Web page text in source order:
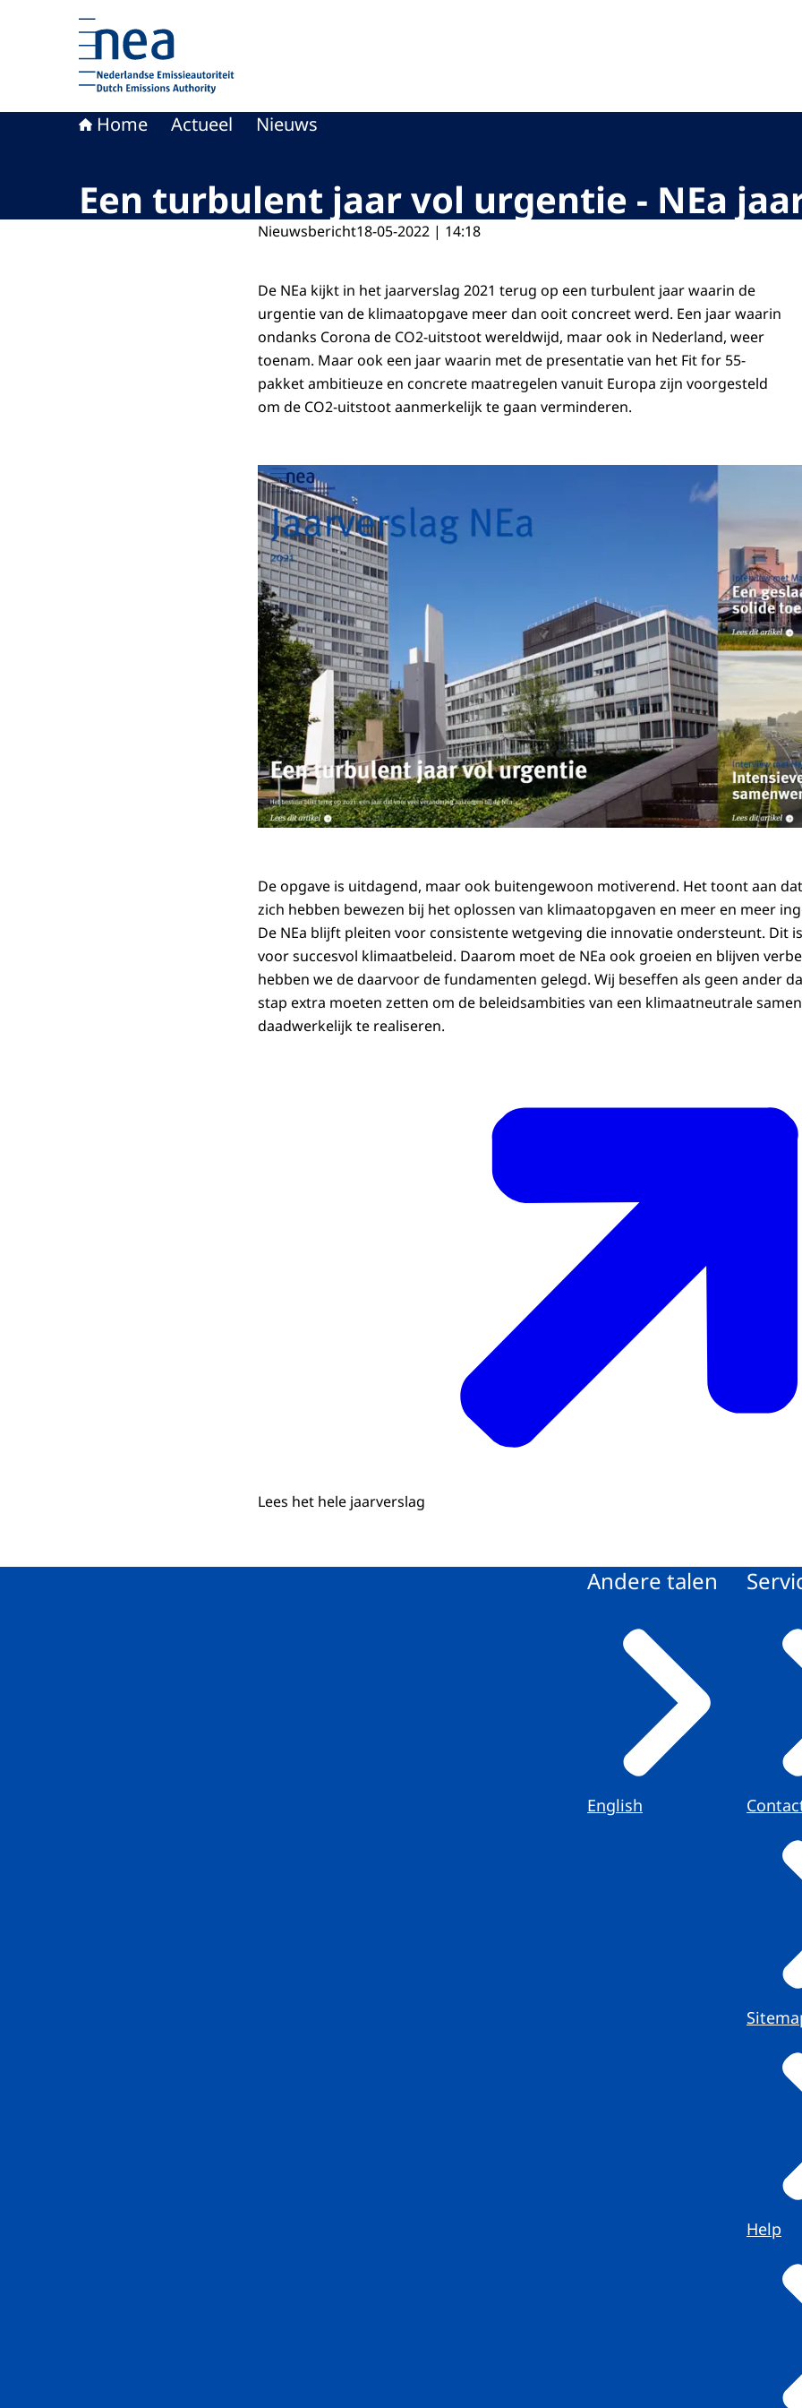
Home Actueel Nieuws
Een turbulent jaar vol urgentie - NEa
Nieuwsbericht18-05-2022 | 14:18
De NEa kijkt in het jaarverslag 2021 terug op een turbulent jaar waarin de
urgentie van de klimaatopgave meer dan ooit concreet werd. Een jaar waarin
ondanks Corona de CO2-uitstoot wereldwijd, maar ook in Nederland, weer
toenam. Maar ook een jaar waarin met de presentatie van het Fit for 55-
pakket ambitieuze en concrete maatregelen vanuit Europa zijn voorgesteld
om de CO2-uitstoot aanmerkelijk te gaan verminderen.
De opgave is uitdagend, maar ook buitengewoon motiverend. Het toont aan
zich hebben bewezen bij het oplossen van klimaatopgaven en meer en meer
De NEa blijft pleiten voor consistente wetgeving die innovatie ondersteunt. Dit
voor succesvol klimaatbeleid. Daarom moet de NEa ook groeien en blijven
hebben we de daarvoor de fundamenten gelegd. Wij beseffen als geen ander
stap extra moeten zetten om de beleidsambities van een klimaatneutrale
daadwerkelijk te realiseren.
Lees het hele jaarverslag
Andere talen
English
Help